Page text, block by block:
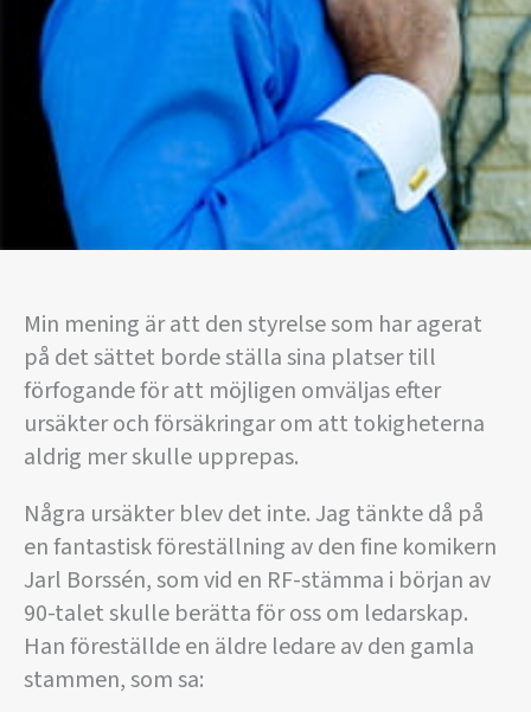
Min mening är att den styrelse som har agerat
på det sättet borde ställa sina platser till
förfogande för att möjligen omväljas efter
ursäkter och försäkringar om att tokigheterna
aldrig mer skulle upprepas.
Några ursäkter blev det inte. Jag tänkte då på
en fantastisk föreställning av den fine komikern
Jarl Borssén, som vid en RF-stämma i början av
90-talet skulle berätta för oss om ledarskap.
Han föreställde en äldre ledare av den gamla
stammen, som sa: